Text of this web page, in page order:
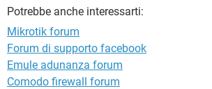
Potrebbe anche interessarti:
Mikrotik forum
Forum di supporto facebook
Emule adunanza forum
Comodo firewall forum